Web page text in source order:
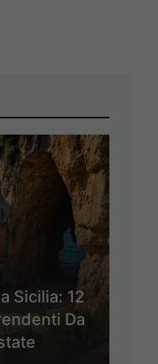
Sicilia: 12
Da